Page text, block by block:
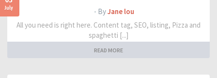
July - ByJane lou
All you need is right here. Content tag, SEO, listing, Pizza and
spaghetti [...]
READ MORE